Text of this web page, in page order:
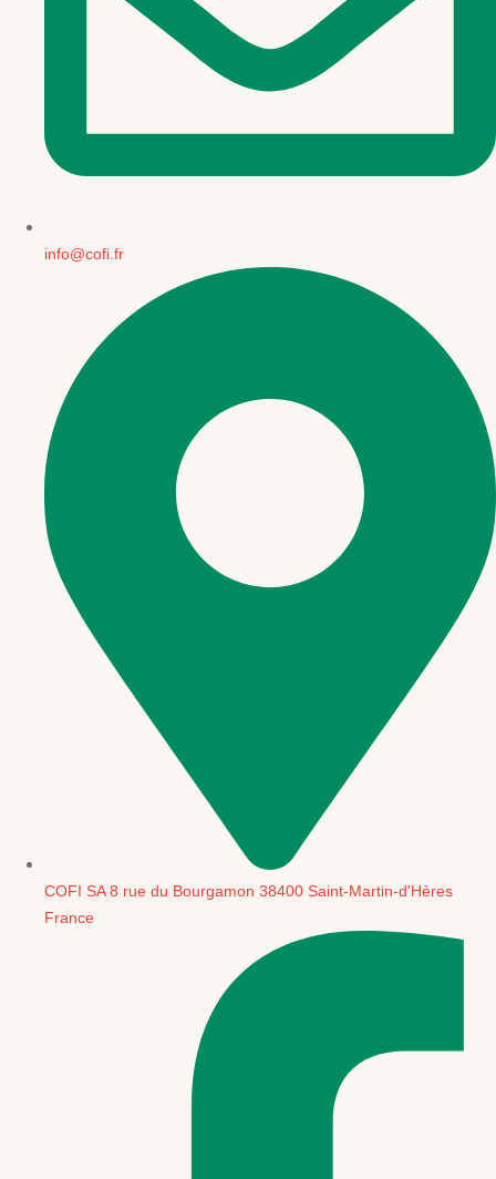
info@cofi.fr
COFI SA 8 rue du Bourgamon 38400 Saint-Martin-d'Hères
France